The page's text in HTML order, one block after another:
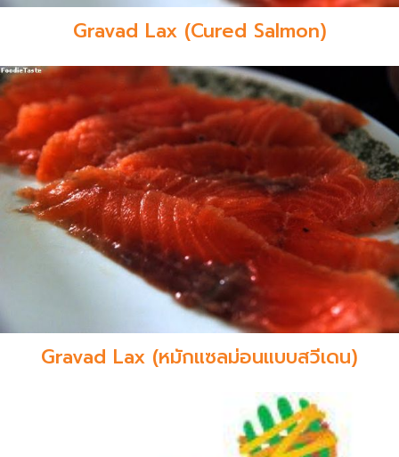
Gravad Lax (Cured Salmon)
Gravad Lax (หมักแซลม่อนแบบสวีเดน)